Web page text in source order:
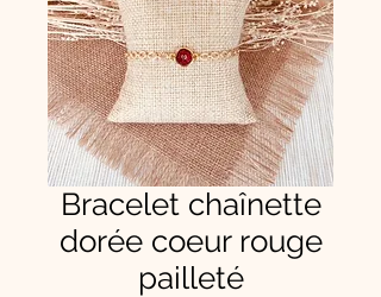
Bracelet chaînette
dorée coeur rouge
pailleté